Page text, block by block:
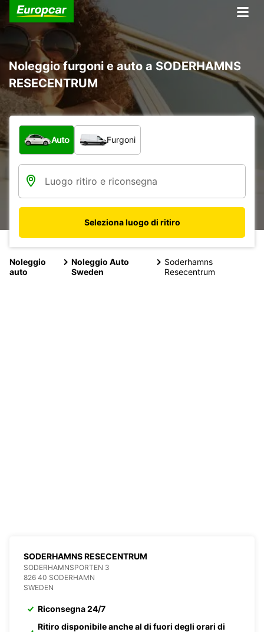
Noleggio furgoni e auto a SODERHAMNS
RESECENTRUM
Scegli la tipologia di veicolo:
Auto Furgoni
Seleziona luogo di ritiro
Noleggio
auto
Noleggio Auto
Sweden
Soderhamns
Resecentrum
SODERHAMNS RESECENTRUM
SODERHAMNSPORTEN 3
826 40 SODERHAMN
SWEDEN
Riconsegna 24/7
Ritiro disponibile anche al di fuori degli orari di